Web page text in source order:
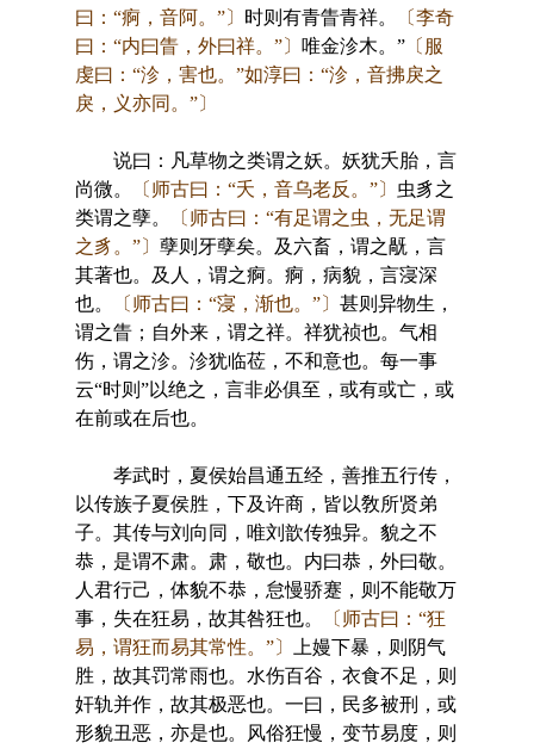
曰：“痾，音阿。”〕 时则有青眚青祥。
〔李奇
曰：“内曰眚，外曰祥。”〕 唯金沴木。”〔服
虔曰：“沴，害也。”如淳曰：“沴，音拂戾之
戾，义亦同。”〕
说曰：凡草物之类谓之妖。妖犹夭胎，言
尚微。
〔师古曰：“夭，音乌老反。”〕 虫豸之
类谓之孽。
〔师古曰：“有足谓之虫，无足谓
之豸。”〕 孽则牙孽矣。及六畜，谓之旤，言
其著也。及人，谓之痾。痾，病貌，言寖深
也。
〔师古曰：“寖，渐也。”〕 甚则异物生，
谓之眚；自外来，谓之祥。祥犹祯也。气相
伤，谓之沴。沴犹临莅，不和意也。每一事
云“时则”以绝之，言非必俱至，或有或亡，或
在前或在后也。
孝武时，夏侯始昌通五经，善推五行传，
以传族子夏侯胜，下及许商，皆以敎所贤弟
子。其传与刘向同，唯刘歆传独异。貌之不
恭，是谓不肃。肃，敬也。内曰恭，外曰敬。
人君行己，体貌不恭，怠慢骄蹇，则不能敬万
事，失在狂易，故其咎狂也。
〔师古曰：“狂
易，谓狂而易其常性。”〕
上嫚下暴，则阴气
胜，故其罚常雨也。水伤百谷，衣食不足，则
奸轨并作，故其极恶也。一曰，民多被刑，或
形貌丑恶，亦是也。风俗狂慢，变节易度，则